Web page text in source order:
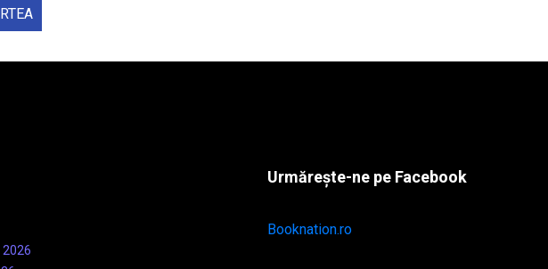
Urmărește-ne pe Facebook
Booknation.ro